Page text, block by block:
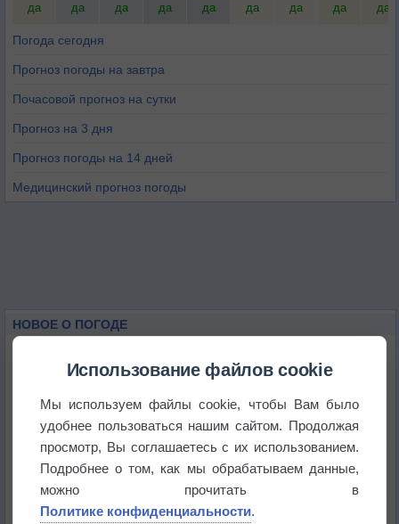
да да да да да да да да да
Погода сегодня
Прогноз погоды на завтра
Почасовой прогноз на сутки
Прогноз на 3 дня
Прогноз погоды на 14 дней
Медицинский прогноз погоды
НОВОЕ О ПОГОДЕ
В Приморье обнаружены морские волны тепла
Изменение климата повлияло на ареал обитания
бабочек
Погода в Екатеринбурге 6 августа
Использование файлов cookie
Мы используем файлы cookie, чтобы Вам было
удобнее пользоваться нашим сайтом. Продолжая
просмотр, Вы соглашаетесь с их использованием.
Подробнее о том, как мы обрабатываем данные,
можно прочитать в
Политике конфиденциальности.